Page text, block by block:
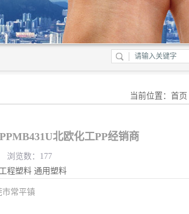
当前位置： 首页
北欧化工PP经销商
浏览数：177
程塑料 通用塑料
市常平镇